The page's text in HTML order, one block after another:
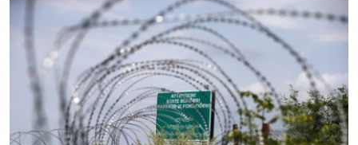
СИБИРЬ.РЕАЛИИ
РАСПИСАНИЕ ВЕЩАНИЯ
ПОДПИШИТЕСЬ НА РАССЫЛКУ
СОЦИАЛЬНЫЕ СЕТИ